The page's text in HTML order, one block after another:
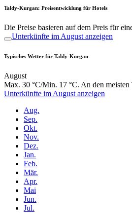
Taldy-Kurgan: Preisentwicklung für Hotels
Die Preise basieren auf dem Preis für
Unterkünfte im August anzeigen
Typisches Wetter für Taldy-Kurgan
August
Max. 30 °C/Min. 17 °C. An den meisten
Unterkünfte im August anzeigen
Aug.
Sep.
Okt.
Nov.
Dez.
Jan.
Feb.
Mär.
Apr.
Mai
Jun.
Jul.